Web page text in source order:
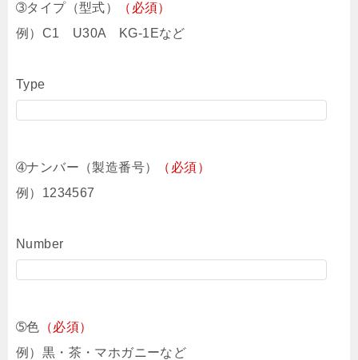
➂タイプ（型式）
（必須）
例）C1 U30A KG-1Eなど
Type
➃ナンバー（製造番号）
（必須）
例）1234567
Number
➄色 （必須）
例）黒・茶・マホガニーなど